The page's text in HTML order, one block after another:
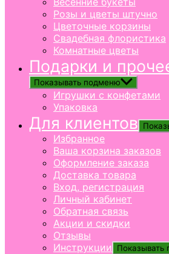
Розы и цветы штучно
Цветочные корзины
Свадебная флористика
Комнатные цветы
Подарки и
Показывать подменю
Игрушки с конфетами
Упаковка
Для клиентов
Избранное
Ваша корзина заказов
Оформление заказа
Доставка товара
Вход, регистрация
Личный кабинет
Обратная связь
Акции и скидки
Отзывы
Инструкции
Показывать